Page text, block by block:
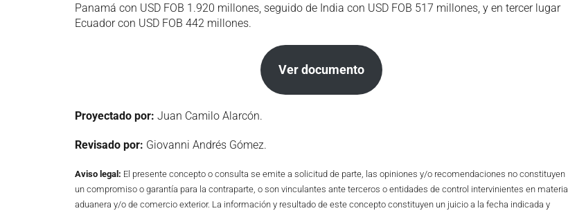
Panamá con USD FOB 1.920 millones, seguido de India con USD FOB 517 millones, y en tercer lugar
Ecuador con USD FOB 442 millones.
Ver documento
Proyectado por: Juan Camilo Alarcón.
Revisado por: Giovanni Andrés Gómez.
Aviso legal: El presente concepto o consulta se emite a solicitud de parte, las opiniones y/o recomendaciones no constituyen
un compromiso o garantía para la contraparte, o son vinculantes ante terceros o entidades de control intervinientes en materia
aduanera y/o de comercio exterior. La información y resultado de este concepto constituyen un juicio a la fecha indicada y